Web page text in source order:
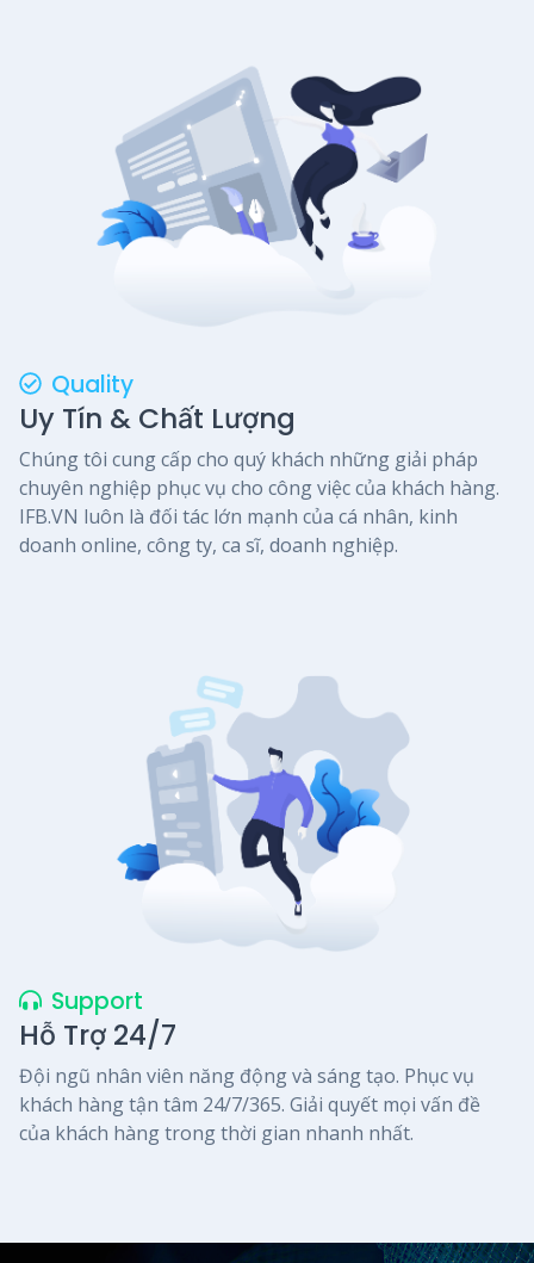
Quality
Uy Tín & Chất Lượng
Chúng tôi cung cấp cho quý khách những giải pháp
chuyên nghiệp phục vụ cho công việc của khách hàng.
IFB.VN luôn là đối tác lớn mạnh của cá nhân, kinh
doanh online, công ty, ca sĩ, doanh nghiệp.
Support
Hỗ Trợ 24/7
Đội ngũ nhân viên năng động và sáng tạo. Phục vụ
khách hàng tận tâm 24/7/365. Giải quyết mọi vấn đề
của khách hàng trong thời gian nhanh nhất.